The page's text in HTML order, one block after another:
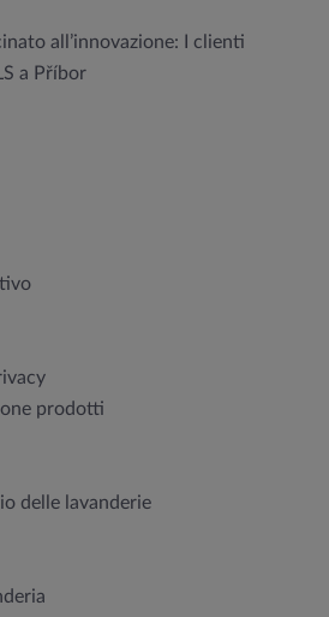
all’innovazione: I clienti
a Příbor
prodotti
delle lavanderie